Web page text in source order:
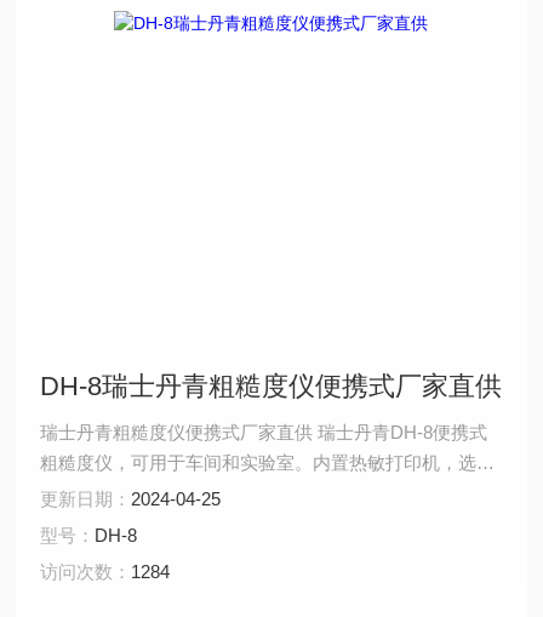
DH-8瑞士丹青粗糙度仪便携式厂家直供
瑞士丹青粗糙度仪便携式厂家直供 瑞士丹青DH-8便携式
粗糙度仪，可用于车间和实验室。内置热敏打印机，选择
用多种测针可完成凹凸面、球面、齿面、小孔等特殊测
量。其功能多、测量单元尺寸小，在工件表面测量中具有
行分析和比较，也可以将测量结果输出到计算机，通过
更新日期： 2024-04-25
型号： DH-8
访问次数： 1284